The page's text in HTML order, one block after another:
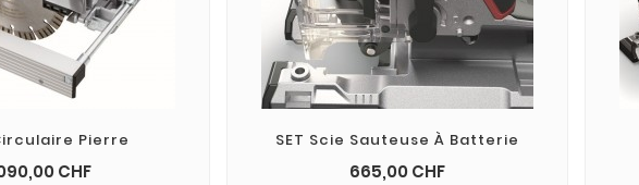
Pierre
CHFPrix
SET Scie Sauteuse À Batterie
665,00 CHFPrix
add_shopping_cart